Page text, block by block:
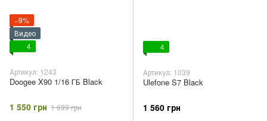
−9%
Видео
4
Артикул: 1243
Doogee X90 1/16 ГБ Black
1 550 грн 1 699 грн
4
Артикул: 1039
Ulefone S7 Black
1 560 грн